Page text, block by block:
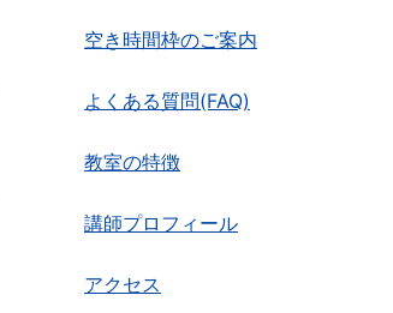
空き時間枠のご案内
よくある質問(FAQ)
教室の特徴
講師プロフィール
アクセス